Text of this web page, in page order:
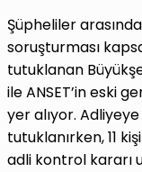
Şüpheliler
soruşturması
tutuklanan
ile ANSET’in eski
yer alıyor.
tutuklanırken, 11
adli kontrol kararı